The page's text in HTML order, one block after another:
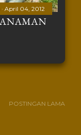
April 04, 2012
POSTINGAN LAMA